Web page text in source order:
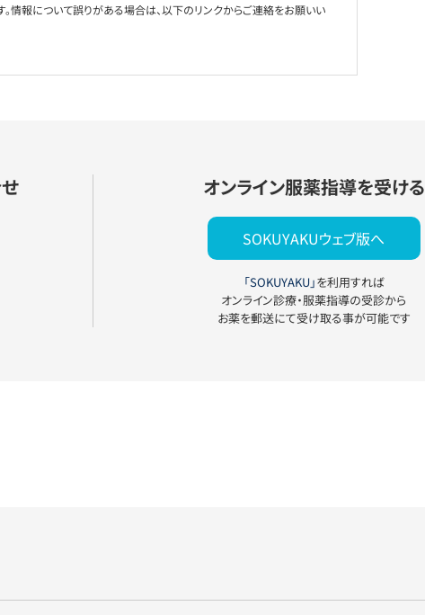
。情報について誤りがある場合は、以下のリンクからご連絡をお願いい
オンライン服薬指導を受ける
SOKUYAKUウェブ版へ
「SOKUYAKU」を利用すれば
オンライン診療・服薬指導の受診から
お薬を郵送にて受け取る事が可能です